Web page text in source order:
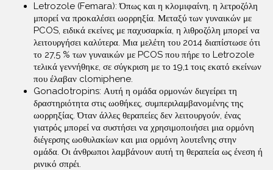
Letrozole (Femara): Όπως και η κλομιφαίνη, η λετροζόλη
μπορεί να προκαλέσει ωορρηξία. Μεταξύ των γυναικών με
PCOS, ειδικά εκείνες με παχυσαρκία, η λιθροζόλη μπορεί να
λειτουργήσει καλύτερα. Μια μελέτη του 2014 διαπίστωσε ότι
το 27,5 % των γυναικών με PCOS που πήρε το Letrozole
τελικά γεννήθηκε, σε σύγκριση με το 19,1 τοις εκατό εκείνων
που έλαβαν clomiphene.
Gonadotropins: Αυτή η ομάδα ορμονών διεγείρει τη
δραστηριότητα στις ωοθήκες, συμπεριλαμβανομένης της
ωορρηξίας. Όταν άλλες θεραπείες δεν λειτουργούν, ένας
γιατρός μπορεί να συστήσει να χρησιμοποιήσει μια ορμόνη
διέγερσης ωοθυλακίων και μια ορμόνη λουτεΐνης στην
ομάδα. Οι άνθρωποι λαμβάνουν αυτή τη θεραπεία ως ένεση ή
ρινικό σπρέι.